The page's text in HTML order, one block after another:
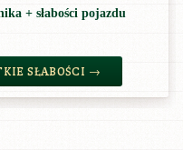
+ słabości pojazdu
SŁABOŚCI →